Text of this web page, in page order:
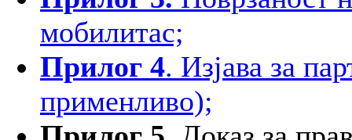
мобилитас;
Прилог 4. Изјава за
применливо);